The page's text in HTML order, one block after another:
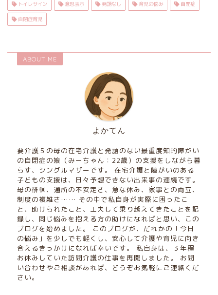
トイレサイン 意思表示 発語なし 育児の悩み 自閉症
自閉症育児
ABOUT ME
よかてん
要介護５の母の在宅介護と発語のない最重度知的障がい
の自閉症の娘（みーちゃん：22歳）の支援をしながら暮
らす、シングルマザーです。 在宅介護と障がいのある
子どもの支援は、日々予想できない出来事の連続です。
母の徘徊、通所の不安定さ、急な休み、家事との両立、
制度の複雑さ…… その中で私自身が実際に困ったこ
と、助けられたこと、工夫して乗り越えてきたことを記
録し、同じ悩みを抱える方の助けになればと思い、この
ブログを始めました。 このブログが、だれかの「今日
の悩み」を少しでも軽くし、安心して介護や育児に向き
合えるきっかけになれば幸いです。 私自身は、３年程
お休みしていた訪問介護の仕事を再開しました。 お問
い合わせやご相談があれば、どうぞお気軽にご連絡くだ
さい。